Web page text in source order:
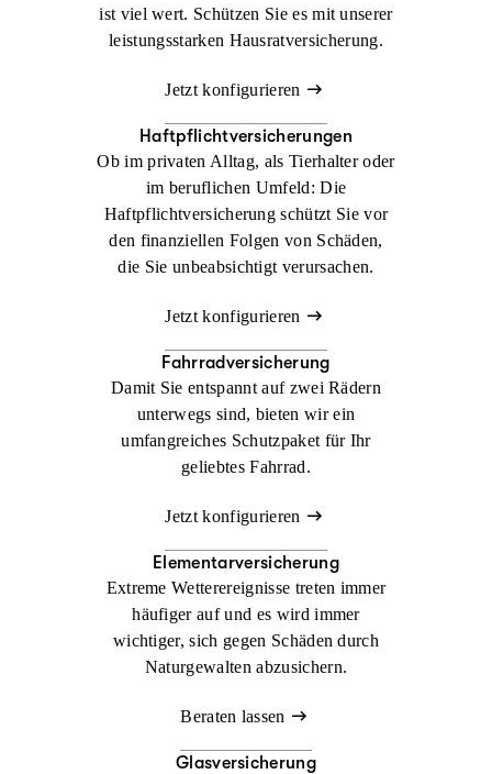
ist viel wert. Schützen Sie es mit unserer
leistungsstarken Hausratversicherung.
Jetzt konfigurieren
Haftpflichtversicherungen
Ob im privaten Alltag, als Tierhalter oder
im beruflichen Umfeld: Die
Haftpflichtversicherung schützt Sie vor
den finanziellen Folgen von Schäden,
die Sie unbeabsichtigt verursachen.
Jetzt konfigurieren
Fahrradversicherung
Damit Sie entspannt auf zwei Rädern
unterwegs sind, bieten wir ein
umfangreiches Schutzpaket für Ihr
geliebtes Fahrrad.
Jetzt konfigurieren
Elementarversicherung
Extreme Wetterereignisse treten immer
häufiger auf und es wird immer
wichtiger, sich gegen Schäden durch
Naturgewalten abzusichern.
Beraten lassen
Glasversicherung